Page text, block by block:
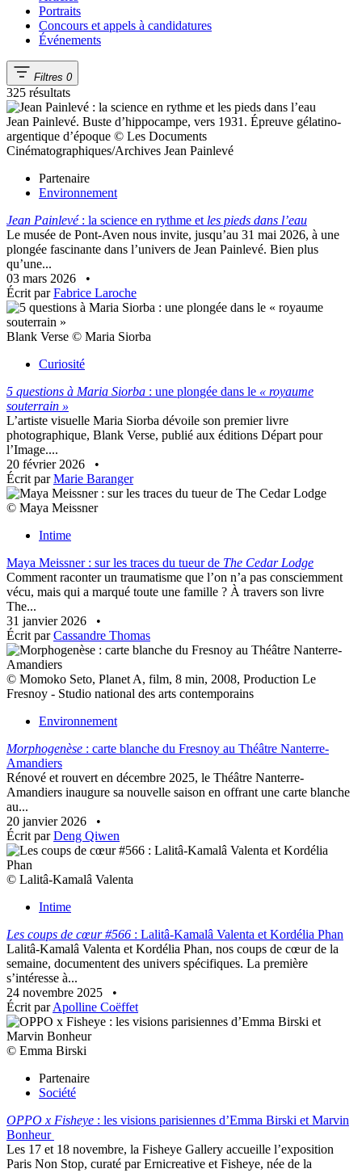
Portraits
Concours et appels à candidatures
Événements
Filtres 0
325 résultats
Jean Painlevé. Buste d’hippocampe, vers 1931. Épreuve gélatino-
argentique d’époque © Les Documents
Cinématographiques/Archives Jean Painlevé
Partenaire
Environnement
Jean Painlevé: la science en rythme et les pieds dans l’eau
Le musée de Pont-Aven nous invite, jusqu’au 31 mai 2026, à une
plongée fascinante dans l’univers de Jean Painlevé. Bien plus
qu’une...
03 mars 2026
•
Écrit parFabrice Laroche
Blank Verse © Maria Siorba
Curiosité
5 questions à Maria Siorba : une plongée dans le « royaume
souterrain »
L’artiste visuelle Maria Siorba dévoile son premier livre
photographique, Blank Verse, publié aux éditions Départ pour
l’Image....
20 février 2026
•
Écrit parMarie Baranger
© Maya Meissner
Intime
Maya Meissner : sur les traces du tueur de The Cedar Lodge
Comment raconter un traumatisme que l’on n’a pas consciemment
vécu, mais qui a marqué toute une famille ? À travers son livre
The...
31 janvier 2026
•
Écrit parCassandre Thomas
© Momoko Seto, Planet A, film, 8 min, 2008, Production Le
Fresnoy - Studio national des arts contemporains
Environnement
Morphogenèse : carte blanche du Fresnoy au Théâtre Nanterre-
Amandiers
Rénové et rouvert en décembre 2025, le Théâtre Nanterre-
Amandiers inaugure sa nouvelle saison en offrant une carte blanche
au...
20 janvier 2026
•
Écrit parDeng Qiwen
© Lalitâ-Kamalâ Valenta
Intime
Les coups de cœur #566 : Lalitâ-Kamalâ Valenta et Kordélia Phan
Lalitâ-Kamalâ Valenta et Kordélia Phan, nos coups de cœur de la
semaine, documentent des univers spécifiques. La première
s’intéresse à...
24 novembre 2025
•
Écrit parApolline Coëffet
© Emma Birski
Partenaire
Société
OPPO x Fisheye : les visions parisiennes d’Emma Birski et Marvin
Bonheur
Les 17 et 18 novembre, la Fisheye Gallery accueille l’exposition
Paris Non Stop, curaté par Ernicreative et Fisheye, née de la